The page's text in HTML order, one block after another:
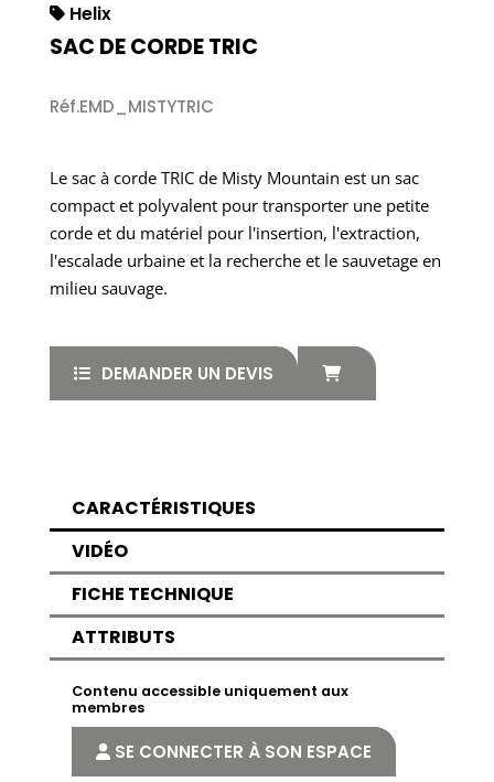
Helix
SAC DE CORDE TRIC
Réf.EMD_MISTYTRIC
Le sac à corde TRIC de Misty Mountain est un sac
compact et polyvalent pour transporter une petite
corde et du matériel pour l'insertion, l'extraction,
l'escalade urbaine et la recherche et le sauvetage en
milieu sauvage.
DEMANDER UN DEVIS
CARACTÉRISTIQUES
VIDÉO
FICHE TECHNIQUE
ATTRIBUTS
Contenu accessible uniquement aux
membres
SE CONNECTER À SON ESPACE